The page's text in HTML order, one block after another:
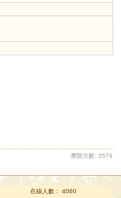
瀏覽次數: 3579
在線人數： 4060